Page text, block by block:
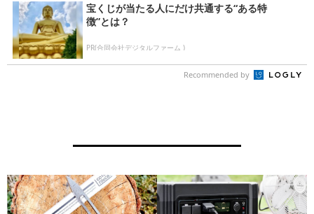
宝くじが当たる人にだけ共通する“ある特
徴”とは？
PR(合同会社デジタルファーム )
Recommended by